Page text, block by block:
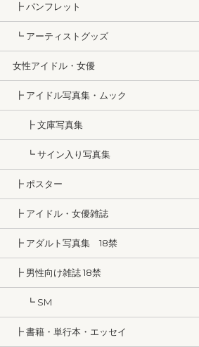
┣ パンフレット
┗ アーティストグッズ
女性アイドル・女優
┣ アイドル写真集・ムック
┣ 文庫写真集
┗ サイン入り写真集
┣ ポスター
┣ アイドル・女優雑誌
┣ アダルト写真集 18禁
┣ 男性向け雑誌 18禁
┗ SM
┣ 書籍・単行本・エッセイ